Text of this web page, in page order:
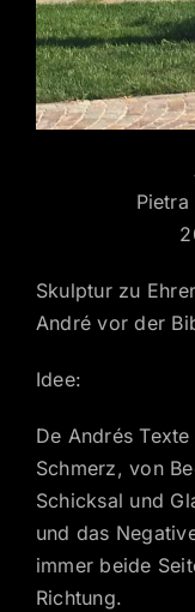
Skulptur zu
André vor der
Idee:
De Andrés
Schmerz, von
Schicksal und
und das
immer beide
Richtung.